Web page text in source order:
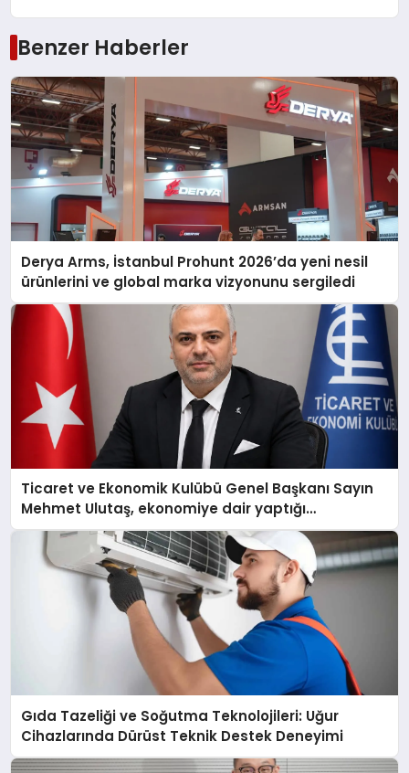
Benzer Haberler
Derya Arms, İstanbul Prohunt 2026’da yeni nesil
ürünlerini ve global marka vizyonunu sergiledi
Ticaret ve Ekonomik Kulübü Genel Başkanı Sayın
Mehmet Ulutaş, ekonomiye dair yaptığı
açıklamada şunları kaydetti:
Gıda Tazeliği ve Soğutma Teknolojileri: Uğur
Cihazlarında Dürüst Teknik Destek Deneyimi